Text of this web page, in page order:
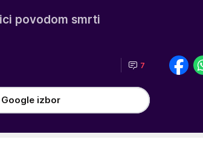
povodom smrti
7
Google izbor